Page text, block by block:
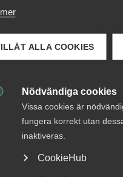
ALLA COOKIES
Nödvändiga cookies
Vissa cookies är
fungera korrekt utan
inaktiveras.
CookieHub
vår skrivelse men jag
kämpat för sin